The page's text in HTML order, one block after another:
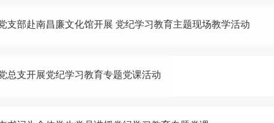
支部赴南昌廉文化馆开展 党纪学习教育主题现场教学活动
总支开展党纪学习教育专题党课活动